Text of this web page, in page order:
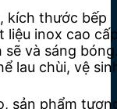
kích thước bếp
liệu inox cao
sẽ và sáng
lau chùi, vệ
sản phẩm